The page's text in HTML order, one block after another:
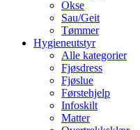
Okse
Sau/Geit
Tømmer
Hygieneutstyr
Alle kategorier
Fjøsdress
Fjøslue
Førstehjelp
Infoskilt
Matter